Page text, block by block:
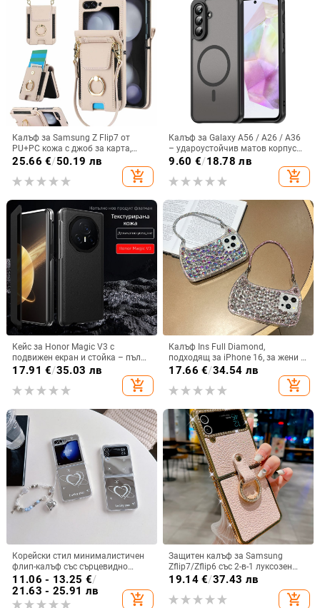
Калъф за Samsung Z Flip7 от
PU+PC кожа с джоб за карта,
пръстен за държане, еластичен
държач за карти и кръстосана
презрамка
25.66 €/50.19 лв
add_shopping_cart
Калъф за Galaxy A56 / A26 / A36
– удароустойчив матов корпус
от PC+TPU с текстура на кожа
9.60 €/18.78 лв
add_shopping_cart
Кейс за Honor Magic V3 с
подвижен екран и стойка – пълна
защита, удароустойчив, против
имитационна кожа, прецизна
17.91 €/35.03 лв
add_shopping_cart
Калъф Ins Full Diamond,
подходящ за iPhone 16, за жени с
14-инчова личност, огледална
рамка с 13 големи отвора и
електролитно покритие, с
17.66 €/34.54 лв
add_shopping_cart
Корейски стил минималистичен
флип-калъф със сърцевидно
огледало за Samsung Galaxy Z
Flip 3/4/5
11.06 - 13.25 €/
21.63 - 25.91 лв
add_shopping_cart
Защитен калъф за Samsung
Zflip7/Zflip6 със 2-в-1 луксозен
дизайн, изкуствена кожа и
19.14€/37.43 лв
add_shopping_cart